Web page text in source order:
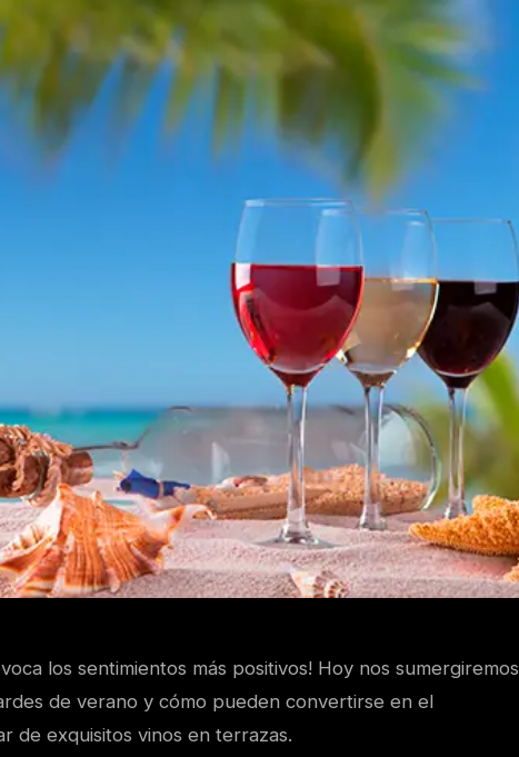
los sentimientos más positivos! Hoy nos sumergiremos
de verano y cómo pueden convertirse en el
de exquisitos vinos en terrazas.